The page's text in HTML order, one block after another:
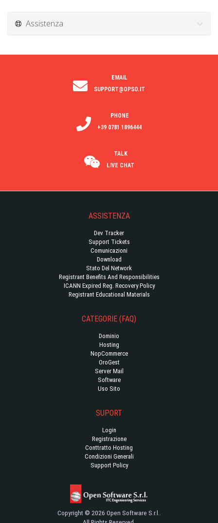
Assistenza
EMAIL
SUPPORT@OPSO.IT
PHONE
+39 0781 1896444
TALK
LIVE CHAT
ASSISTENZA
Dev Tracker
Support Tickets
Comunicazioni
Download
Stato Del Network
Registrant Benefits And Responsibilities
ICANN Expired Reg. Recovery Policy
Registrant Educational Materials
CATEGORIE (FAQ)
Dominio
Hosting
NopCommerce
OroGest
Server Mail
Software
Uso Sito
SUPORT
Login
Registrazione
Conttratto Hosting
Condizioni Generali
Support Policy
Copyright © 2026 Open Software S.r.l..